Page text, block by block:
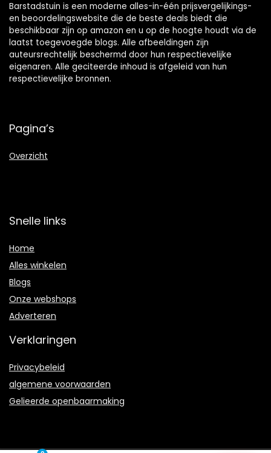
Barstadstuin is een moderne alles-in-één prijsvergelijkings-
en beoordelingswebsite die de beste deals biedt die
beschikbaar zijn op amazon en u op de hoogte houdt via de
laatst toegevoegde blogs. Alle afbeeldingen zijn
auteursrechtelijk beschermd door hun respectievelijke
eigenaren. Alle geciteerde inhoud is afgeleid van hun
respectievelijke bronnen.
Pagina’s
Overzicht
Snelle links
Home
Alles winkelen
Blogs
Onze webshops
Adverteren
Verklaringen
Privacybeleid
algemene voorwaarden
Gelieerde openbaarmaking